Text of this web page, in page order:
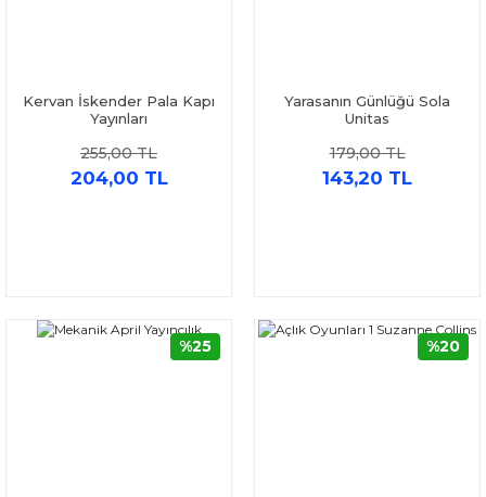
Kervan İskender Pala Kapı
Yayınları
255,00 TL
204,00 TL
Yarasanın Günlüğü Sola
Unitas
179,00 TL
143,20 TL
%25 %20